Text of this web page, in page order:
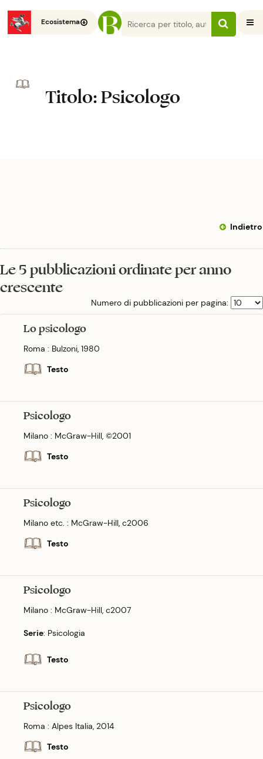
Ecosistema
Titolo: Psicologo
Indietro
Le 5 pubblicazioni ordinate per anno
crescente
Numero di pubblicazioni per pagina:
Lo psicologo
Roma : Bulzoni, 1980
Testo
Psicologo
Milano : McGraw-Hill, ©2001
Testo
Psicologo
Milano etc. : McGraw-Hill, c2006
Testo
Psicologo
Milano : McGraw-Hill, c2007
Serie: Psicologia
Testo
Psicologo
Roma : Alpes Italia, 2014
Testo